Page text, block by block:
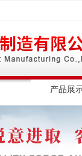
产品展